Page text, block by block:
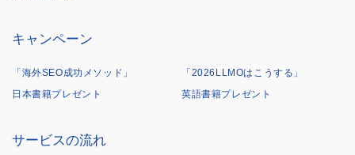
キャンペーン
「海外SEO成功メソッド」
「2026LLMOはこうする」
日本書籍プレゼント
英語書籍プレゼント
サービスの流れ